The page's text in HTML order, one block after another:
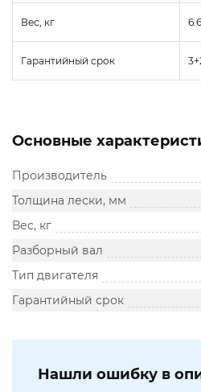
Вес, кг 6.6
Гарантийный срок
Основные
Производитель
Толщина лески, мм
Вес, кг
Разборный вал
Тип двигателя
Гарантийный срок
Нашли ошибку в